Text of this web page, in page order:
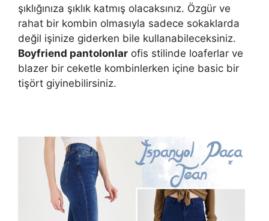
şıklığınıza şıklık katmış olacaksınız. Özgür ve
rahat bir kombin olmasıyla sadece sokaklarda
değil işinize giderken bile kullanabileceksiniz.
Boyfriend pantolonlar ofis stilinde loaferlar ve
blazer bir ceketle kombinlerken içine basic bir
tişört giyinebilirsiniz.